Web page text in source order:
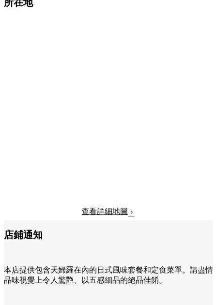
所在地
查看詳細地圖
店鋪通知
本店提供包含天婦羅在內的日式風味套餐和定食菜單。請盡情
品味視覺上令人驚艷、以五感細品的絕品佳餚。